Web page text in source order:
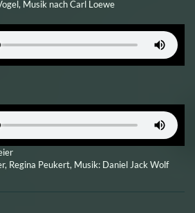
Musik nach Carl Loewe
Regina Peukert, Musik: Daniel Jack Wolf